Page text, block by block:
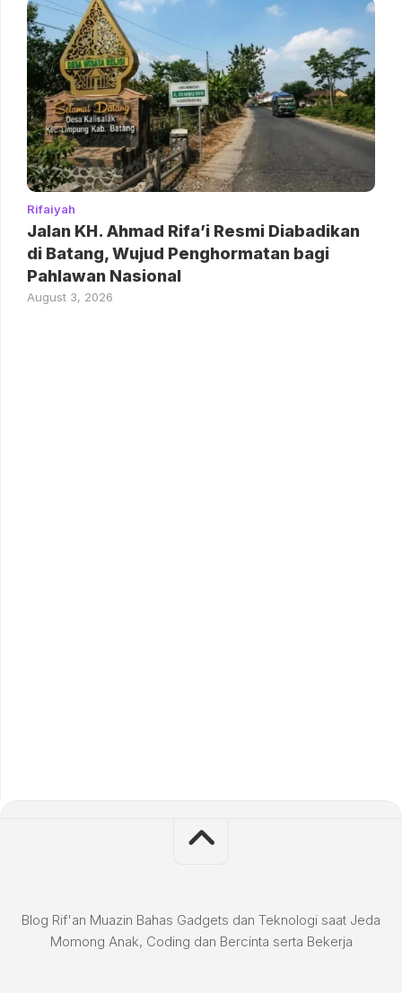
Rifaiyah
Jalan KH. Ahmad Rifa’i Resmi Diabadikan
di Batang, Wujud Penghormatan bagi
Pahlawan Nasional
August 3, 2026
Blog Rif'an Muazin Bahas Gadgets dan Teknologi saat Jeda
Momong Anak, Coding dan Bercinta serta Bekerja